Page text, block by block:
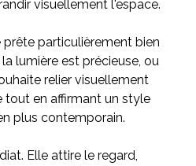
visuellement l'espace.
prête particulièrement bien
lumière est précieuse, ou
relier visuellement
tout en affirmant un style
plus contemporain.
Elle attire le regard,